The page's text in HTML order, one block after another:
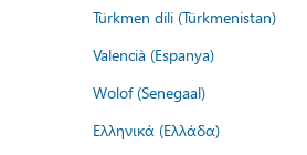
Türkmen dili (Türkmenistan)
Valencià (Espanya)
Wolof (Senegaal)
Ελληνικά (Ελλάδα)